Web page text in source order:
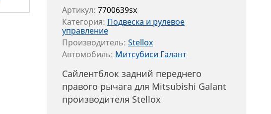
Артикул: 7700639sx
Категория: Подвеска и рулевое
управление
Производитель: Stellox
Автомобиль: Митсубиси Галант
Сайлентблок задний переднего
правого рычага для Mitsubishi Galant
производителя Stellox